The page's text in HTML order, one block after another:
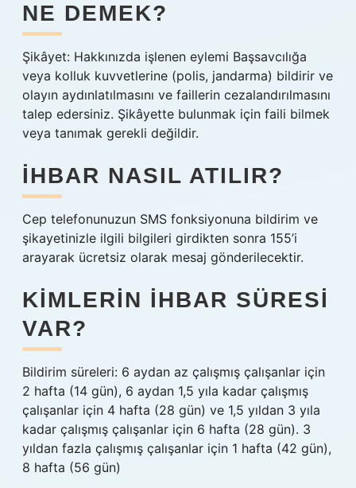
NE DEMEK?
Şikâyet: Hakkınızda işlenen eylemi Başsavcılığa
veya kolluk kuvvetlerine (polis, jandarma) bildirir ve
olayın aydınlatılmasını ve faillerin cezalandırılmasını
talep edersiniz. Şikâyette bulunmak için faili bilmek
veya tanımak gerekli değildir.
İHBAR NASIL ATILIR?
Cep telefonunuzun SMS fonksiyonuna bildirim ve
şikayetinizle ilgili bilgileri girdikten sonra 155’i
arayarak ücretsiz olarak mesaj gönderilecektir.
KIMLERIN IHBAR SÜRESI
VAR?
Bildirim süreleri: 6 aydan az çalışmış çalışanlar için
2 hafta (14 gün), 6 aydan 1,5 yıla kadar çalışmış
çalışanlar için 4 hafta (28 gün) ve 1,5 yıldan 3 yıla
kadar çalışmış çalışanlar için 6 hafta (28 gün). 3
yıldan fazla çalışmış çalışanlar için 1 hafta (42 gün),
8 hafta (56 gün)